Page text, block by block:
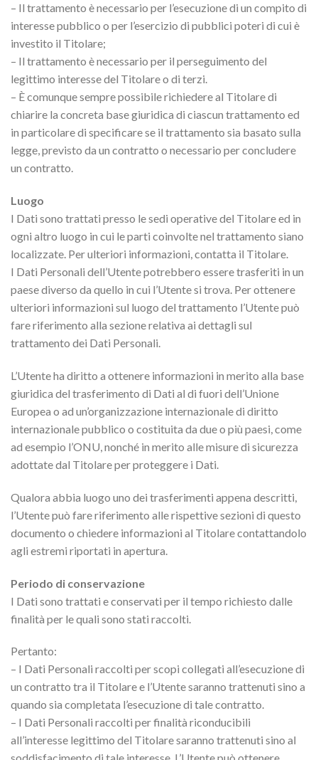
– Il trattamento è necessario per l’esecuzione di un compito di
interesse pubblico o per l’esercizio di pubblici poteri di cui è
investito il Titolare;
– Il trattamento è necessario per il perseguimento del
legittimo interesse del Titolare o di terzi.
– È comunque sempre possibile richiedere al Titolare di
chiarire la concreta base giuridica di ciascun trattamento ed
in particolare di specificare se il trattamento sia basato sulla
legge, previsto da un contratto o necessario per concludere
un contratto.
Luogo
I Dati sono trattati presso le sedi operative del Titolare ed in
ogni altro luogo in cui le parti coinvolte nel trattamento siano
localizzate. Per ulteriori informazioni, contatta il Titolare.
I Dati Personali dell’Utente potrebbero essere trasferiti in un
paese diverso da quello in cui l’Utente si trova. Per ottenere
ulteriori informazioni sul luogo del trattamento l’Utente può
fare riferimento alla sezione relativa ai dettagli sul
trattamento dei Dati Personali.
L’Utente ha diritto a ottenere informazioni in merito alla base
giuridica del trasferimento di Dati al di fuori dell’Unione
Europea o ad un’organizzazione internazionale di diritto
internazionale pubblico o costituita da due o più paesi, come
ad esempio l’ONU, nonché in merito alle misure di sicurezza
adottate dal Titolare per proteggere i Dati.
Qualora abbia luogo uno dei trasferimenti appena descritti,
l’Utente può fare riferimento alle rispettive sezioni di questo
documento o chiedere informazioni al Titolare contattandolo
agli estremi riportati in apertura.
Periodo di conservazione
I Dati sono trattati e conservati per il tempo richiesto dalle
finalità per le quali sono stati raccolti.
Pertanto:
– I Dati Personali raccolti per scopi collegati all’esecuzione di
un contratto tra il Titolare e l’Utente saranno trattenuti sino a
quando sia completata l’esecuzione di tale contratto.
– I Dati Personali raccolti per finalità riconducibili
all’interesse legittimo del Titolare saranno trattenuti sino al